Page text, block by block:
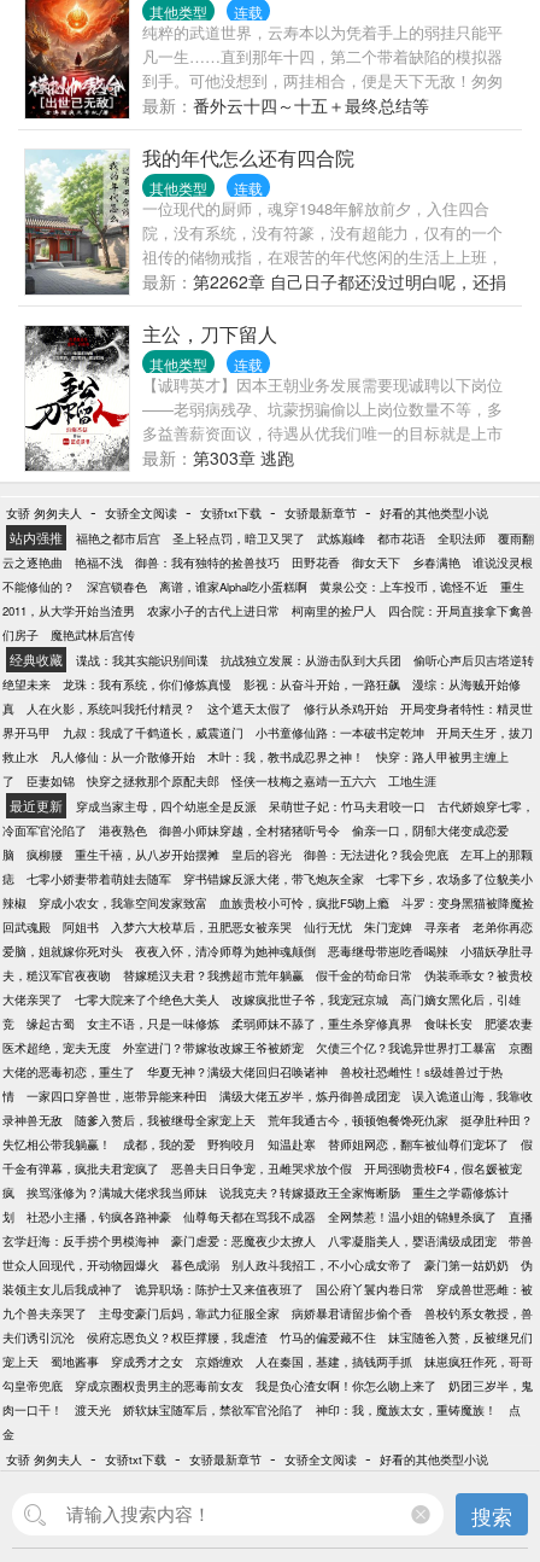
其他类型 连载
纯粹的武道世界，云寿本以为凭着手上的弱挂只能平
凡一生……直到那年十四，第二个带着缺陷的模拟器
到手。可他没想到，两挂相合，便是天下无敌！匆匆
岁月（其实没多久）后，云寿蓦然回首，已然一代武
帝，盖压古今时空，贯穿往来岁月！
最新： 番外云十四～十五＋最终总结等
我的年代怎么还有四合院
其他类型 连载
一位现代的厨师，魂穿1948年解放前夕，入住四合
院，没有系统，没有符篆，没有超能力，仅有的一个
祖传的储物戒指，在艰苦的年代悠闲的生活上上班，
做做菜，没事逗逗四合院的禽兽，戾气不大，没有屎
尿屁，没有恨人不死平淡的年代生活，
最新： 第2262章 自己日子都还没过明白呢，还捐
款
主公，刀下留人
其他类型 连载
【诚聘英才】因本王朝业务发展需要现诚聘以下岗位
——老弱病残孕、坑蒙拐骗偷以上岗位数量不等，多
多益善薪资面议，待遇从优我们唯一的目标就是上市
成为全球唯一王朝！有意者请联系XX国XX郡XX县城
外仅一颗脑袋的张女士联系方式：onethree，
onethree，oneonethree。———————意外觉醒自
我意识的NPC张泱伪装人类玩家十几载，扛着恐怖通
胀，当牛做马十几年终于买了一块荒地。欢欢喜喜拿
着地契去官方登记，不料赶上服务器闪崩。再睁眼
——好消息，地契没丢。坏消息，荒地全是红名。更
坏的消息，她现在只剩一颗头，身体各自在地上躺
着。张泱：“……天杀的！”———————【姓名】：
张泱【终极任务】：不要让人类发现你不是人哦~
———————PS：已完结种田争霸文《退下，让朕
来》（简体出版）、《女帝直播攻略》，休闲慢穿大
佬文《大佬退休之后》。
最新： 第303章 逃跑
女骄 匆匆夫人 - 女骄全文阅读 - 女骄txt下载 - 女骄最新章节 - 好看的其他类型小说
站内强推 福艳之都市后宫 圣上轻点罚，暗卫又哭了 武炼巅峰 都市花语 全职法师
覆雨翻
云之逐艳曲
艳福不浅 御兽：我有独特的捡兽技巧 田野花香 御女天下 乡春满艳
谁说没灵根
不能修仙的？
深宫锁春色 离谱，谁家Alpha吃小蛋糕啊 黄泉公交：上车投币，诡怪不近
重生
2011，从大学开始当渣男
农家小子的古代上进日常 柯南里的捡尸人
四合院：开局直接拿下禽兽
们房子
魔艳武林后宫传
经典收藏 谍战：我其实能识别间谍 抗战独立发展：从游击队到大兵团
偷听心声后贝吉塔逆转
绝望未来
龙珠：我有系统，你们修炼真慢 影视：从奋斗开始，一路狂飙
漫综：从海贼开始修
真
人在火影，系统叫我托付精灵？ 这个遮天太假了 修行从杀鸡开始
开局变身者特性：精灵世
界开马甲
九叔：我成了千鹤道长，威震道门 小书童修仙路：一本破书定乾坤
开局天生牙，拔刀
救止水
凡人修仙：从一介散修开始 木叶：我，教书成忍界之神！
快穿：路人甲被男主缠上
了
臣妻如锦 快穿之拯救那个原配夫郎 怪侠一枝梅之嘉靖一五六六 工地生涯
最近更新 穿成当家主母，四个幼崽全是反派 呆萌世子妃：竹马夫君咬一口
古代娇娘穿七零，
冷面军官沦陷了
港夜熟色 御兽小师妹穿越，全村猪猪听号令
偷亲一口，阴郁大佬变成恋爱
脑
疯柳腰 重生千禧，从八岁开始摆摊 皇后的容光 御兽：无法进化？我会兜底
左耳上的那颗
痣
七零小娇妻带着萌娃去随军 穿书错嫁反派大佬，带飞炮灰全家
七零下乡，农场多了位貌美小
辣椒
穿成小农女，我靠空间发家致富 血族贵校小可怜，疯批F5吻上瘾
斗罗：变身黑猫被降魔捡
回武魂殿
阿姐书 入梦六大校草后，丑肥恶女被亲哭 仙行无忧 朱门宠婢 寻亲者
老弟你再恋
爱脑，姐就嫁你死对头
夜夜入怀，清冷师尊为她神魂颠倒 恶毒继母带崽吃香喝辣
小猫妖孕肚寻
夫，糙汉军官夜夜吻
替嫁糙汉夫君？我携超市荒年躺赢 假千金的苟命日常
伪装乖乖女？被贵校
大佬亲哭了
七零大院来了个绝色大美人 改嫁疯批世子爷，我宠冠京城
高门嫡女黑化后，引雄
竞
缘起古蜀 女主不语，只是一味修炼 柔弱师妹不舔了，重生杀穿修真界 食味长安
肥婆农妻
医术超绝，宠夫无度
外室进门？带嫁妆改嫁王爷被娇宠 欠债三个亿？我诡异世界打工暴富
京圈
大佬的恶毒初恋，重生了
华夏无神？满级大佬回归召唤诸神
兽校社恐雌性！s级雄兽过于热
情
一家四口穿兽世，崽带异能来种田 满级大佬五岁半，炼丹御兽成团宠
误入诡道山海，我靠收
录神兽无敌
随爹入赘后，我被继母全家宠上天 荒年我通古今，顿顿饱餐馋死仇家
挺孕肚种田？
失忆相公带我躺赢！
成都，我的爱 野狗咬月 知温赴寒 替师姐网恋，翻车被仙尊们宠坏了
假
千金有弹幕，疯批夫君宠疯了
恶兽夫日日争宠，丑雌哭求放个假
开局强吻贵校F4，假名媛被宠
疯
挨骂涨修为？满城大佬求我当师妹 说我克夫？转嫁摄政王全家悔断肠
重生之学霸修炼计
划
社恐小主播，钓疯各路神豪 仙尊每天都在骂我不成器 全网禁惹！温小姐的锦鲤杀疯了
直播
玄学赶海：反手捞个男模海神
豪门虐爱：恶魔夜少太撩人 八零凝脂美人，婴语满级成团宠
带兽
世众人回现代，开动物园爆火
暮色成溺 别人政斗我招工，不小心成女帝了 豪门第一姑奶奶
伪
装领主女儿后我成神了
诡异职场：陈护士又来值夜班了 国公府丫鬟内卷日常
穿成兽世恶雌：被
九个兽夫亲哭了
主母变豪门后妈，靠武力征服全家 病娇暴君请留步偷个香
兽校钓系女教授，兽
夫们诱引沉沦
侯府忘恩负义？权臣撑腰，我虐渣 竹马的偏爱藏不住
妹宝随爸入赘，反被继兄们
宠上天
蜀地酱事 穿成秀才之女 京婚缠欢 人在秦国，基建，搞钱两手抓
妹崽疯狂作死，哥哥
勾皇帝兜底
穿成京圈权贵男主的恶毒前女友 我是负心渣女啊！你怎么吻上来了
奶团三岁半，鬼
肉一口干！
渡天光 娇软妹宝随军后，禁欲军官沦陷了 神印：我，魔族太女，重铸魔族！
点
金
女骄 匆匆夫人
- 女骄txt下载 - 女骄最新章节 - 女骄全文阅读 - 好看的其他类型小说
搜索